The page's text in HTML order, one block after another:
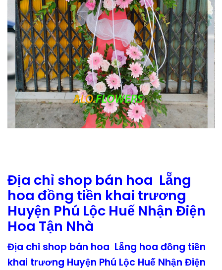
Địa chỉ shop bán hoa Lẵng
hoa đồng tiền khai trương
Huyện Phú Lộc Huế Nhận Điện
Hoa Tận Nhà
Địa chỉ shop bán hoa Lẵng hoa đồng tiền
khai trương Huyện Phú Lộc Huế Nhận Điện